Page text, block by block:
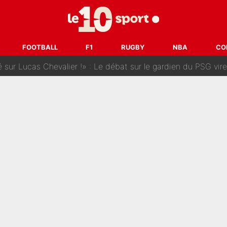
FOOTBALL F1 RUGBY NBA
dit ça...» : Kylian Mbappé raconte sa première rencontre avec
Benatia s'est battu pendant six mois pour le retenir à l'OM, le PSG a
Lucas Chevalier !» : Le débat sur le gardien du PSG